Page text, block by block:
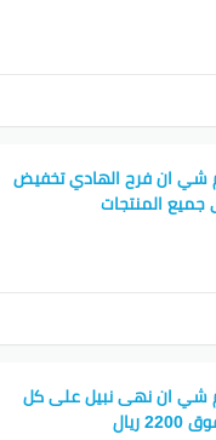
ان فرح الهادي تخفيض
ان نهى نبيل على كل
ريال